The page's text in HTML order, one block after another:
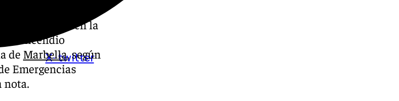
X-twitter
Costa del Sol en la
un incendio
de Marbella, según
Emergencias
nota.